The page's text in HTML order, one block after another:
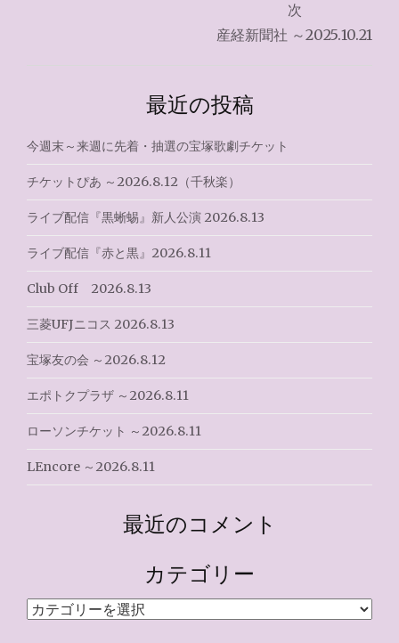
シ
ョ
ン
次
産経新聞社 ～2025.10.21
最近の投稿
今週末～来週に先着・抽選の宝塚歌劇チケット
チケットぴあ ～2026.8.12（千秋楽）
ライブ配信『黒蜥蜴』新人公演 2026.8.13
ライブ配信『赤と黒』2026.8.11
Club Off 2026.8.13
三菱UFJニコス 2026.8.13
宝塚友の会 ～2026.8.12
エポトクプラザ ～2026.8.11
ローソンチケット ～2026.8.11
LEncore ～2026.8.11
最近のコメント
カテゴリー
カ